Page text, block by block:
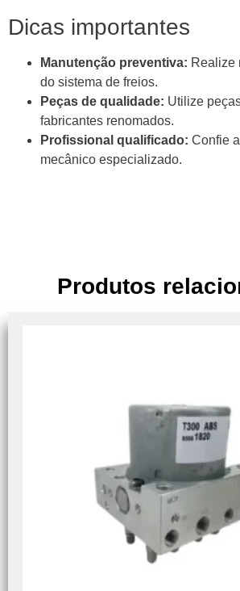
Dicas importantes
Manutenção preventiva: Realize
do sistema de freios.
Peças de qualidade: Utilize
fabricantes renomados.
Profissional qualificado: Confie
mecânico especializado.
Produtos